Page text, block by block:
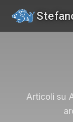
Articoli su